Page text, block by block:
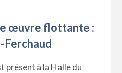
œuvre flottante :
présent à la Halle du